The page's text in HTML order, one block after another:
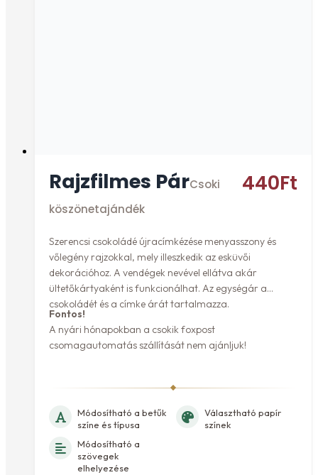
Rajzfilmes PárCsoki
köszönetajándék
440Ft
Szerencsi csokoládé újracímkézése menyasszony és
vőlegény rajzokkal, mely illeszkedik az esküvői
dekorációhoz. A vendégek nevével ellátva akár
ültetőkártyaként is funkcionálhat. Az egységár a
csokoládét és a címke árát tartalmazza.
Fontos!
A nyári hónapokban a csokik foxpost
csomagautomatás szállítását nem ajánljuk!
Módosítható a betűk
színe és típusa
Választható papír
színek
Módosítható a
szövegek
elhelyezése